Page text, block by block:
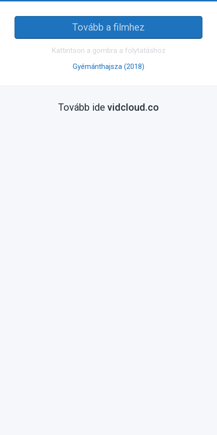
Tovább a filmhez
Kattintson a gombra a folytatáshoz
Gyémánthajsza (2018)
Tovább ide vidcloud.co